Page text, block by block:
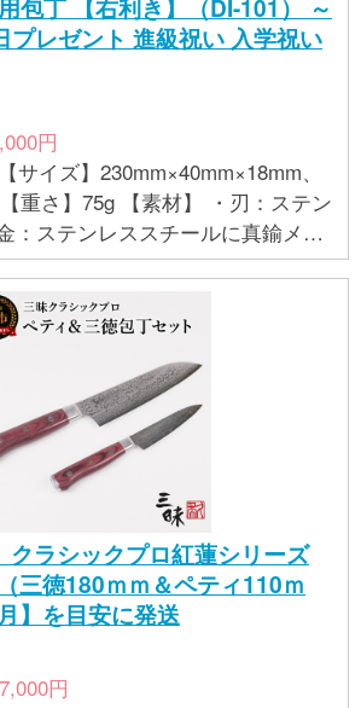
包丁 【右利き】（DI-101） ～
プレゼント 進級祝い 入学祝い
円
重さ】75g 【素材】 ・刃：ステン
：ステンレススチールに真鍮メッ
リプロピレン（耐熱温度100℃）
ラシックプロ紅蓮シリーズ
三徳180ｍｍ＆ペティ110ｍ
】を目安に発送
円